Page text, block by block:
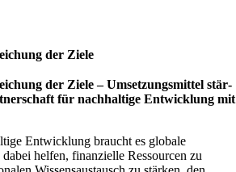
der Ziele
der Ziele – Umset­zungs­mit­tel stär­
für nach­hal­tige Ent­wick­lung mit
Entwicklung braucht es globale
helfen, finanzielle Ressourcen zu